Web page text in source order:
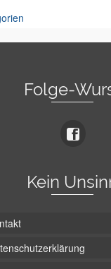
Folge-
Kein